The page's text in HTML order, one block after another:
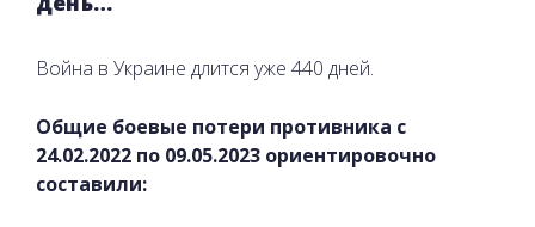
Война в Украине длится уже 440 дней.
Общие боевые потери противника с
24.02.2022 по 09.05.2023 ориентировочно
составили: